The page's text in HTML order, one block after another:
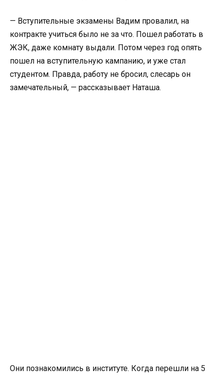
— Вступительные экзамены Вадим провалил, на
контракте учиться было не за что. Пошел работать в
ЖЭК, даже комнату выдали. Потом через год опять
пошел на вступительную кампанию, и уже стал
студентом. Правда, работу не бросил, слесарь он
замечательный, — рассказывает Наташа.
Они познакомились в институте. Когда перешли на 5